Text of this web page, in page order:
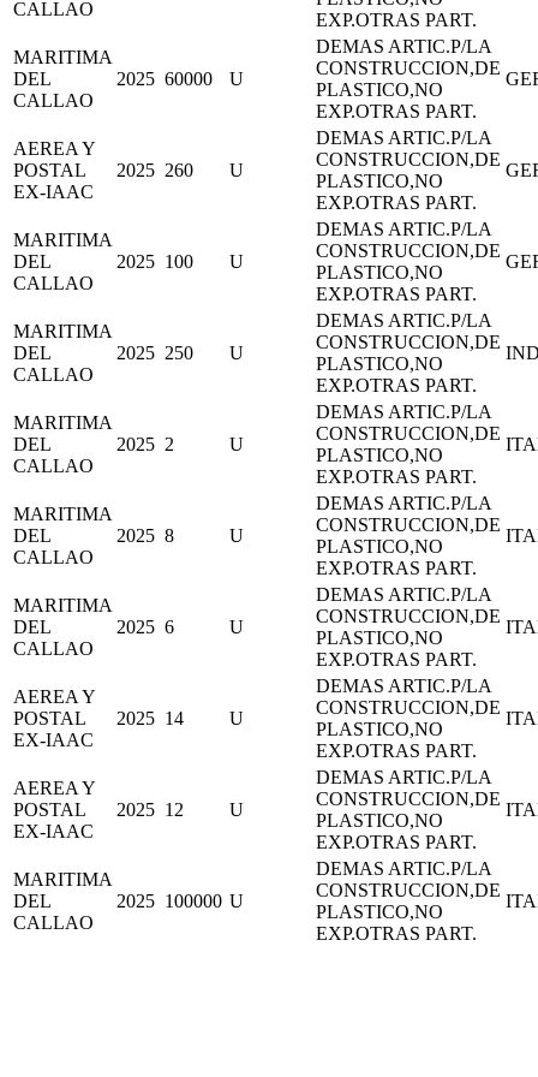
CALLAO
EXP.OTRAS PART.
MARITIMA
DEL
CALLAO
2025 60000 U
DEMAS ARTIC.P/LA
CONSTRUCCION,DE
PLASTICO,NO
EXP.OTRAS PART.
AEREA Y
POSTAL
EX-IAAC
2025 260 U
DEMAS ARTIC.P/LA
CONSTRUCCION,DE
PLASTICO,NO
EXP.OTRAS PART.
MARITIMA
DEL
CALLAO
2025 100 U
DEMAS ARTIC.P/LA
CONSTRUCCION,DE
PLASTICO,NO
EXP.OTRAS PART.
MARITIMA
DEL
CALLAO
2025 250 U
DEMAS ARTIC.P/LA
CONSTRUCCION,DE
PLASTICO,NO
EXP.OTRAS PART.
MARITIMA
DEL
CALLAO
2025 2 U
DEMAS ARTIC.P/LA
CONSTRUCCION,DE
PLASTICO,NO
EXP.OTRAS PART.
MARITIMA
DEL
CALLAO
2025 8 U
DEMAS ARTIC.P/LA
CONSTRUCCION,DE
PLASTICO,NO
EXP.OTRAS PART.
MARITIMA
DEL
CALLAO
2025 6 U
DEMAS ARTIC.P/LA
CONSTRUCCION,DE
PLASTICO,NO
EXP.OTRAS PART.
AEREA Y
POSTAL
EX-IAAC
2025 14 U
DEMAS ARTIC.P/LA
CONSTRUCCION,DE
PLASTICO,NO
EXP.OTRAS PART.
AEREA Y
POSTAL
EX-IAAC
2025 12 U
DEMAS ARTIC.P/LA
CONSTRUCCION,DE
PLASTICO,NO
EXP.OTRAS PART.
MARITIMA
DEL
CALLAO
2025 100000 U
DEMAS ARTIC.P/LA
CONSTRUCCION,DE
PLASTICO,NO
EXP.OTRAS PART.